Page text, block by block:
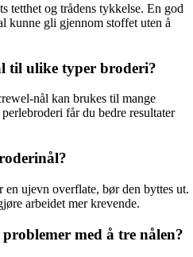
tetthet og trådens tykkelse. En god
kunne gli gjennom stoffet uten å
til ulike typer broderi?
nål kan brukes til mange
får du bedre resultater
ujevn overflate, bør den byttes ut.
arbeidet mer krevende.
med å tre nålen?